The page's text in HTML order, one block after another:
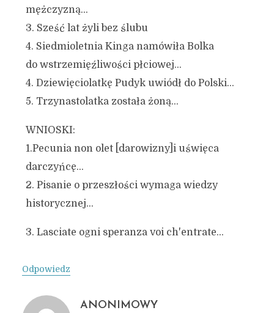
mężczyzną…
3. Sześć lat żyli bez ślubu
4. Siedmioletnia Kinga namówiła Bolka
do wstrzemięźliwości płciowej…
4. Dziewięciolatkę Pudyk uwiódł do Polski…
5. Trzynastolatka została żoną…
WNIOSKI:
1.Pecunia non olet [darowizny]i uświęca
darczyńcę…
2. Pisanie o przeszłości wymaga wiedzy
historycznej…
3. Lasciate ogni speranza voi ch'entrate…
Odpowiedz
ANONIMOWY